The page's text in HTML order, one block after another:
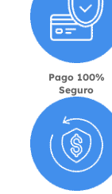
Pago 100%
Seguro